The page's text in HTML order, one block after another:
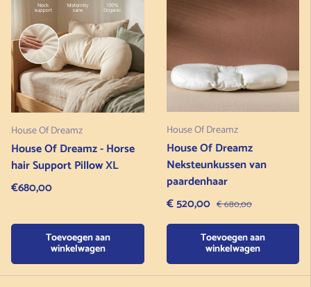
House Of Dreamz
House Of Dreamz - Horse
hair Support Pillow XL
Regular price
€680,00
Toevoegen aan
winkelwagen
House Of Dreamz
House Of Dreamz
Neksteunkussen van
paardenhaar
Verkoopprijs
€ 520,00 Normale prijs
€ 680,00
Toevoegen aan
winkelwagen